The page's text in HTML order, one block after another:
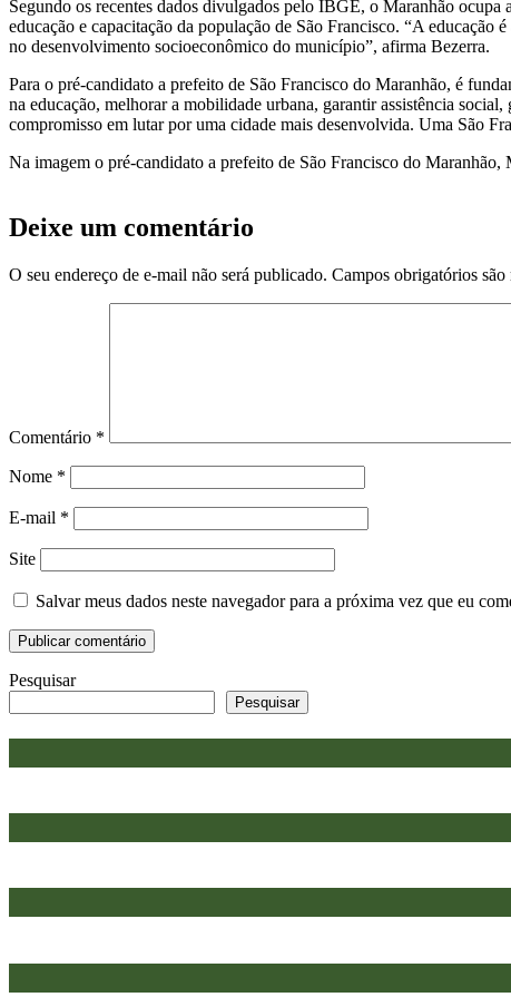
Segundo os recentes dados divulgados pelo IBGE, o Maranhão
educação e capacitação da população de São Francisco. “A educação
no desenvolvimento socioeconômico do município”, afirma Bezerra.
Para o pré-candidato a prefeito de São Francisco do Maranhão, é
na educação, melhorar a mobilidade urbana, garantir assistência
compromisso em lutar por uma cidade mais desenvolvida. Uma São
Na imagem o pré-candidato a prefeito de São Francisco do
Deixe um comentário
O seu endereço de e-mail não será publicado. Campos obrigatórios são
Comentário *
Nome *
E-mail *
Site
Salvar meus dados neste navegador para a próxima vez que eu
Pesquisar
Pesquisar